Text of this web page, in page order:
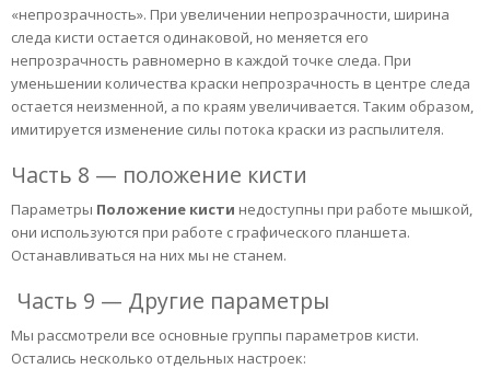
«непрозрачность». При увеличении непрозрачности, ширина
следа кисти остается одинаковой, но меняется его
непрозрачность равномерно в каждой точке следа. При
уменьшении количества краски непрозрачность в центре следа
остается неизменной, а по краям увеличивается. Таким образом,
имитируется изменение силы потока краски из распылителя.
Часть 8 — положение кисти
Параметры Положение кисти недоступны при работе мышкой,
они используются при работе с графического планшета.
Останавливаться на них мы не станем.
Часть 9 — Другие параметры
Мы рассмотрели все основные группы параметров кисти.
Остались несколько отдельных настроек: